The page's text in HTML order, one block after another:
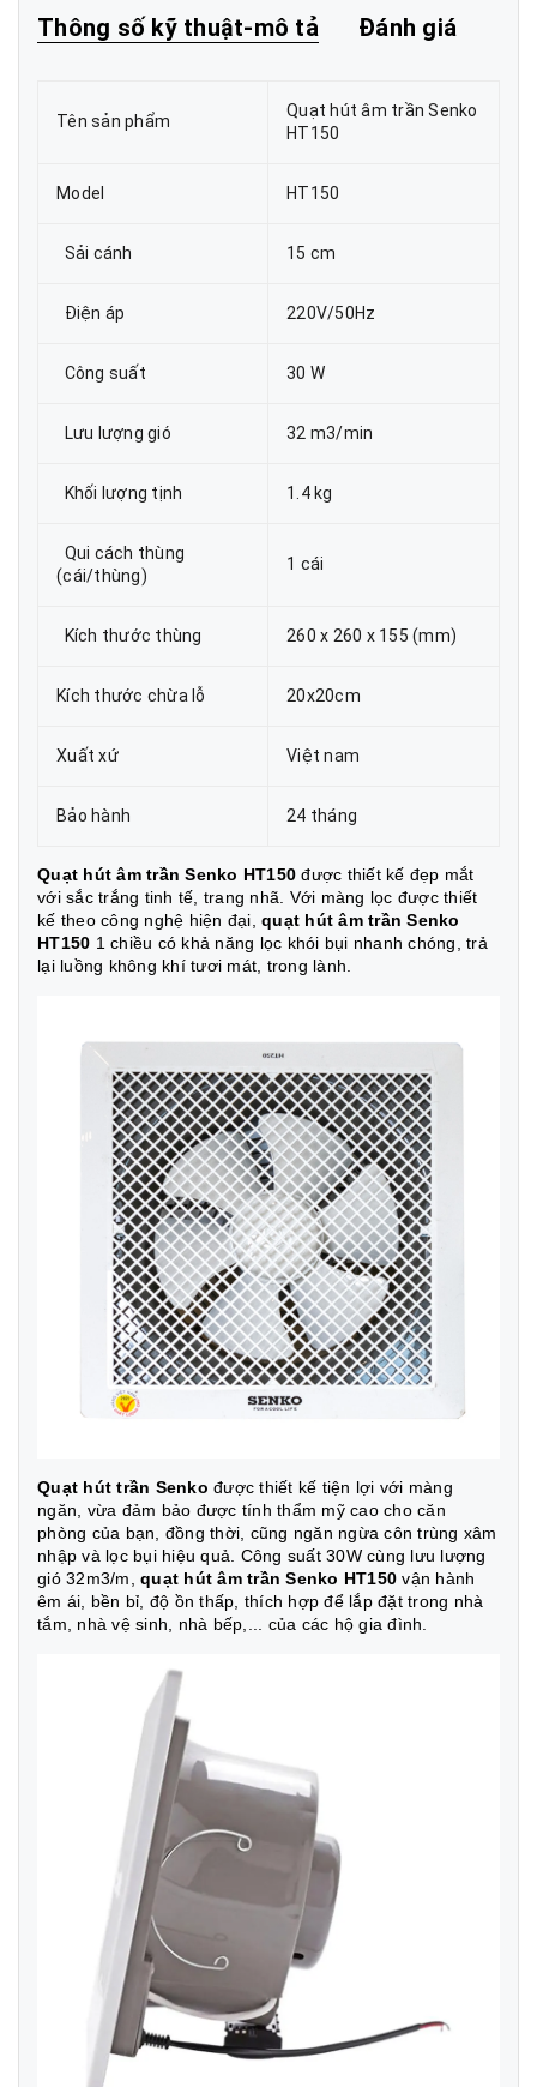
Thông số kỹ thuật-mô tả Đánh giá
Tên sản phẩm
Quạt hút âm trần Senko
HT150
Model HT150
Sải cánh 15 cm
Điện áp 220V/50Hz
Công suất 30 W
Lưu lượng gió 32 m3/min
Khối lượng tịnh 1.4 kg
Qui cách thùng
(cái/thùng)
1 cái
Kích thước thùng 260 x 260 x 155 (mm)
Kích thước chừa lỗ 20x20cm
Xuất xứ Việt nam
Bảo hành 24 tháng
Quạt hút âm trần Senko HT150được thiết kế đẹp mắt
với sắc trắng tinh tế, trang nhã. Với màng lọc được thiết
kế theo công nghệ hiện đại, quạt hút âm trần Senko
HT150 1 chiều có khả năng lọc khói bụi nhanh chóng, trả
lại luồng không khí tươi mát, trong lành.
Quạt hút trần Senko được thiết kế tiện lợi với màng
ngăn, vừa đảm bảo được tính thẩm mỹ cao cho căn
phòng của bạn, đồng thời, cũng ngăn ngừa côn trùng xâm
nhập và lọc bụi hiệu quả. Công suất 30W cùng lưu lượng
gió 32m3/m, quạt hút âm trần Senko HT150vận hành
êm ái, bền bỉ, độ ồn thấp, thích hợp để lắp đặt trong nhà
tắm, nhà vệ sinh, nhà bếp,... của các hộ gia đình.